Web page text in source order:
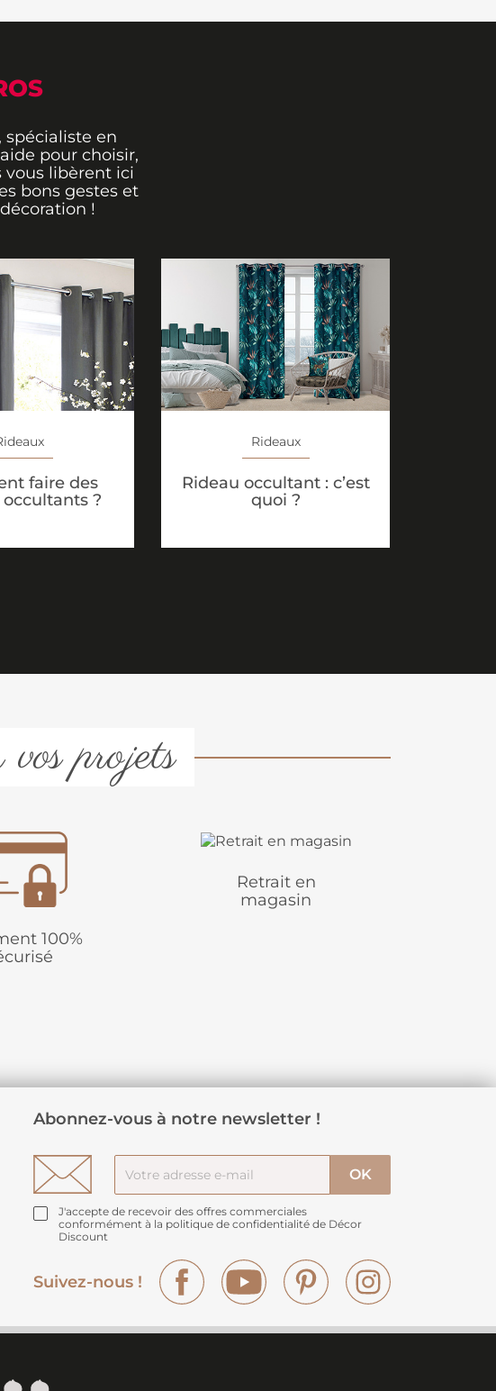
spécialiste en
pour choisir,
vous libèrent ici
bons gestes et
!
faire des
?
Rideaux
Rideau occultant : c’est
quoi ?
projets
100%
Retrait en
magasin
Abonnez-vous à notre newsletter !
J'accepte de recevoir des offres commerciales
conformément à la politique de confidentialité de Décor
Discount
Suivez-nous !
Facebook YouTube Pinterest